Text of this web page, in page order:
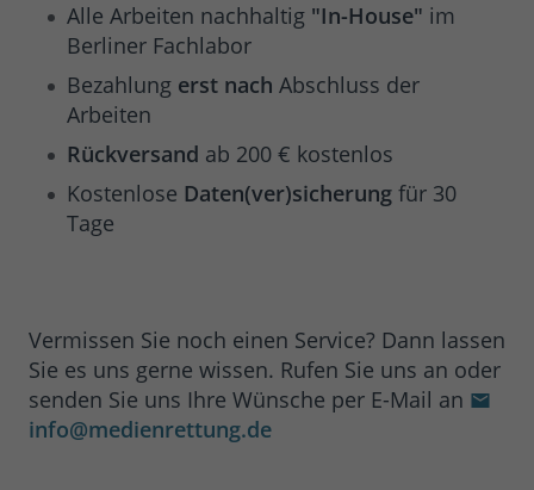
Alle Arbeiten nachhaltig "In-House" im
Berliner Fachlabor
Bezahlung erst nach Abschluss der
Arbeiten
Rückversand ab 200 € kostenlos
Kostenlose Daten(ver)sicherung für 30
Tage
Vermissen Sie noch einen Service? Dann lassen
Sie es uns gerne wissen. Rufen Sie uns an oder
senden Sie uns Ihre Wünsche per E-Mail an
info@medienrettung.de